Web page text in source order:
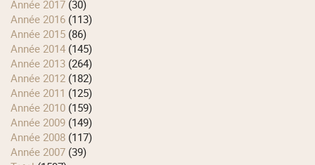
année 2017 (30)
année 2016 (113)
année 2015 (86)
année 2014 (145)
année 2013 (264)
année 2012 (182)
année 2011 (125)
année 2010 (159)
année 2009 (149)
année 2008 (117)
année 2007 (39)